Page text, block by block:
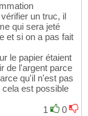
un truc, il
qui sera jeté
et si on a pas fait
le papier étaient
de l'argent parce
qu'il n'est pas
est possible
1
0